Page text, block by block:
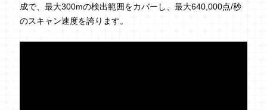
成で、最大300mの検出範囲をカバーし、最大640,000点/秒
のスキャン速度を誇ります。